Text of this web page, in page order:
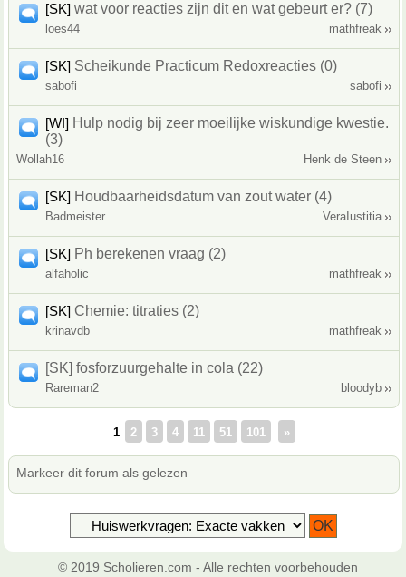
[SK] wat voor reacties zijn dit en wat gebeurt er? (7)
loes44 mathfreak
[SK] Scheikunde Practicum Redoxreacties (0)
sabofi sabofi
[WI] Hulp nodig bij zeer moeilijke wiskundige kwestie.
(3)
Wollah16 Henk de Steen
[SK] Houdbaarheidsdatum van zout water (4)
Badmeister VeraIustitia
[SK] Ph berekenen vraag (2)
alfaholic mathfreak
[SK] Chemie: titraties (2)
krinavdb mathfreak
[SK] fosforzuurgehalte in cola (22)
Rareman2 bloodyb
1 2 3 4 11 51 101 »
Markeer dit forum als gelezen
© 2019 Scholieren.com - Alle rechten voorbehouden